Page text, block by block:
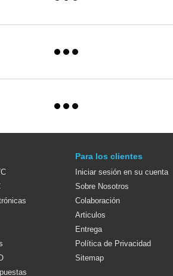
Para los clientes
Iniciar sesión en su cuenta
Sobre Nosotros
Colaboración
Articulos
Entrega
Política de Privacidad
Sitemap